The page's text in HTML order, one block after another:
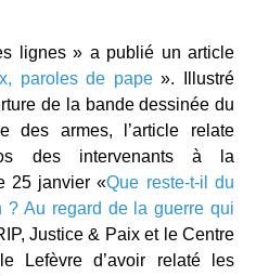
lignes » a publié un article
paroles de pape». Illustré
de la bande dessinée du
des armes, l’article relate
des intervenants à la
25 janvier «Que reste-t-il du
? Au regard de la guerre qui
Justice & Paix et le Centre
Lefèvre d’avoir relaté les